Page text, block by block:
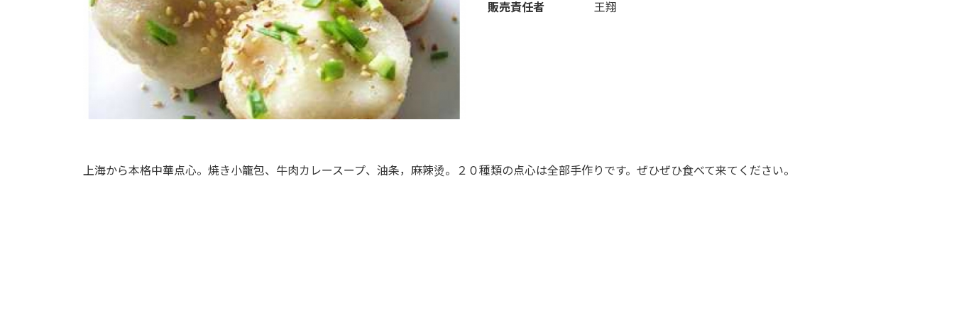
販売責任者 王翔
上海から本格中華点心。焼き小籠包、牛肉カレースープ、油条，麻辣烫。２０種類の点心は全部手作りです。ぜひぜひ食べて来てください。